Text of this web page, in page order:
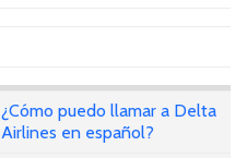
¿Cómo puedo llamar a Delta
Airlines en español?